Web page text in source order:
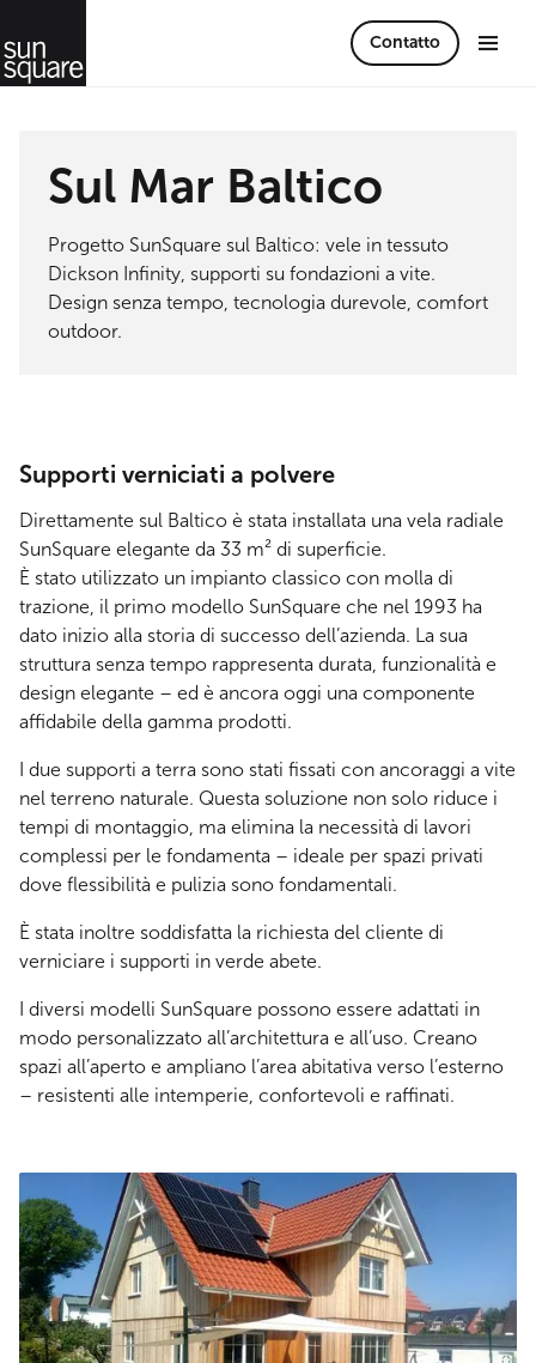
Contatto
Sul Mar Baltico
Progetto SunSquare sul Baltico: vele in tessuto
Dickson Infinity, supporti su fondazioni a vite.
Design senza tempo, tecnologia durevole, comfort
outdoor.
Supporti verniciati a polvere
Direttamente sul Baltico è stata installata una vela radiale
SunSquare elegante da 33 m² di superficie.
È stato utilizzato un impianto classico con molla di
trazione, il primo modello SunSquare che nel 1993 ha
dato inizio alla storia di successo dell’azienda. La sua
struttura senza tempo rappresenta durata, funzionalità e
design elegante – ed è ancora oggi una componente
affidabile della gamma prodotti.
I due supporti a terra sono stati fissati con ancoraggi a vite
nel terreno naturale. Questa soluzione non solo riduce i
tempi di montaggio, ma elimina la necessità di lavori
complessi per le fondamenta – ideale per spazi privati
dove flessibilità e pulizia sono fondamentali.
È stata inoltre soddisfatta la richiesta del cliente di
verniciare i supporti in verde abete.
I diversi modelli SunSquare possono essere adattati in
modo personalizzato all’architettura e all’uso. Creano
spazi all’aperto e ampliano l’area abitativa verso l’esterno
– resistenti alle intemperie, confortevoli e raffinati.